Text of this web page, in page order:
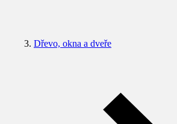
Dřevo, okna a dveře